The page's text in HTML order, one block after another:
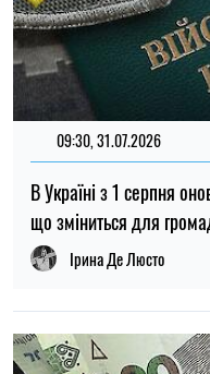
14:59, 05.08.2026
В Україні готують
виплатах, накопиченнях
Ірина Де Люсто